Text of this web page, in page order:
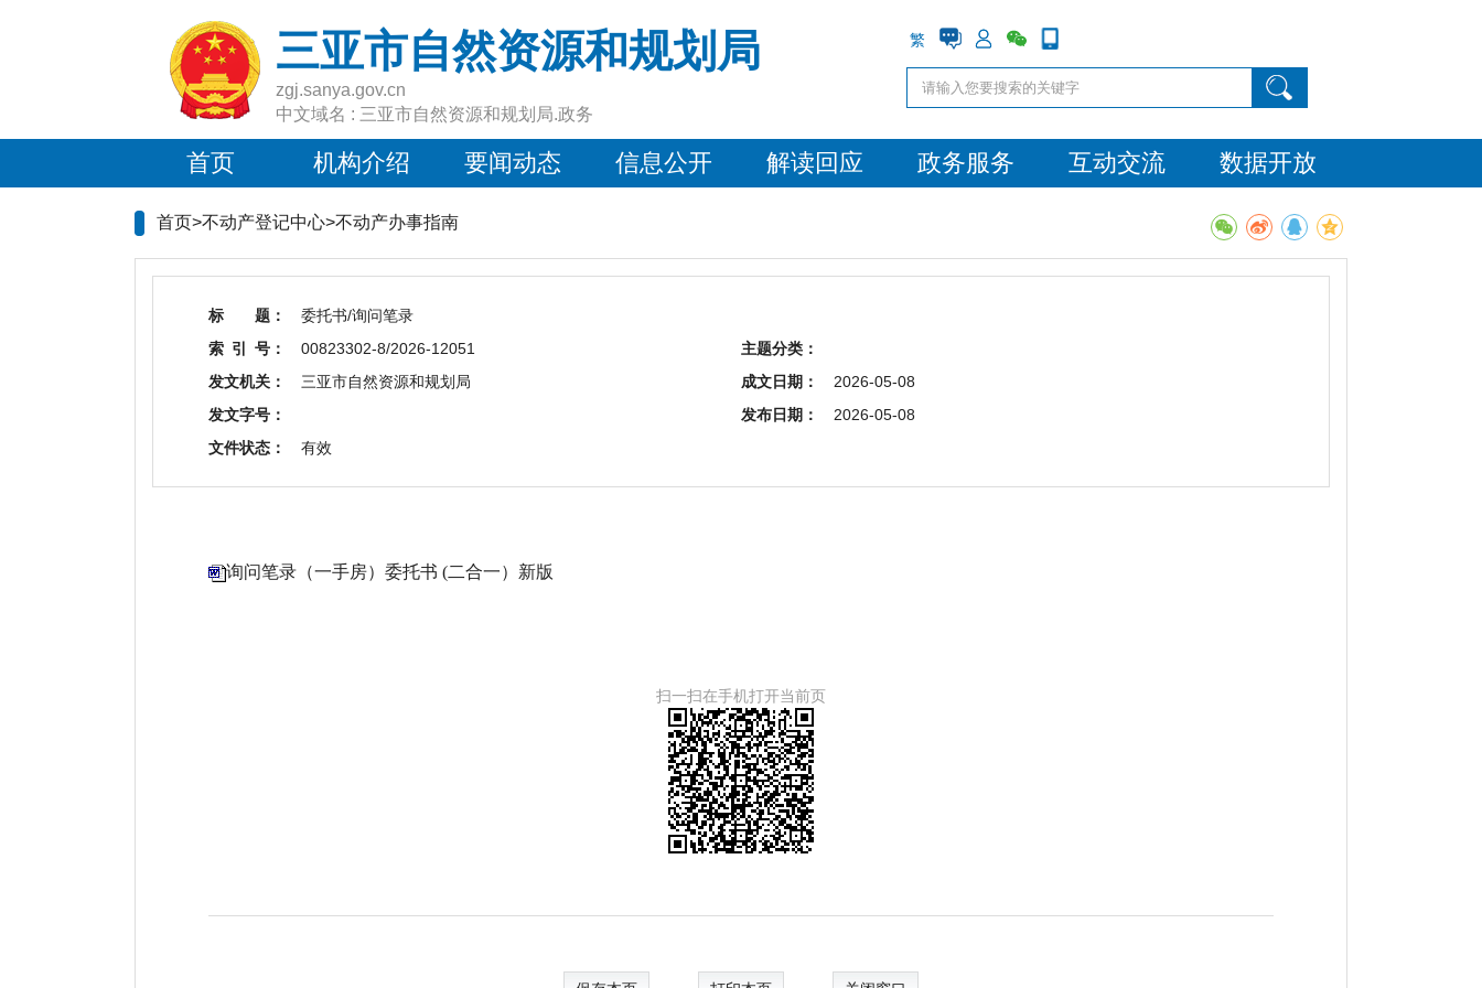
三亚市自然资源和规划局
zgj.sanya.gov.cn
中文域名 : 三亚市自然资源和规划局.政务
繁
首页 机构介绍 要闻动态 信息公开 解读回应 政务服务 互动交流 数据开放
首页>不动产登记中心>不动产办事指南
标 题：
委托书/询问笔录
索 引 号：
00823302-8/2026-12051
主题分类：
发文机关：
三亚市自然资源和规划局 成文日期：
2026-05-08
发文字号：
发布日期：
2026-05-08
文件状态：
有效
询问笔录（一手房）委托书 (二合一）新版
扫一扫在手机打开当前页